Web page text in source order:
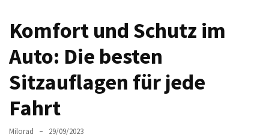
braucht:
Produkte
für
glänzende
Fahrzeuge
Kinder
Komfort und Schutz im
Auto: Die besten
Sitzauflagen für jede
Fahrt
Milorad 29/09/2023